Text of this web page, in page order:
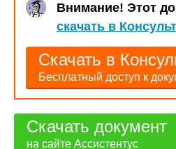
Внимание! Этот
скачать в
Скачать в
Бесплатный доступ к
Скачать документ
на сайте Ассистентус